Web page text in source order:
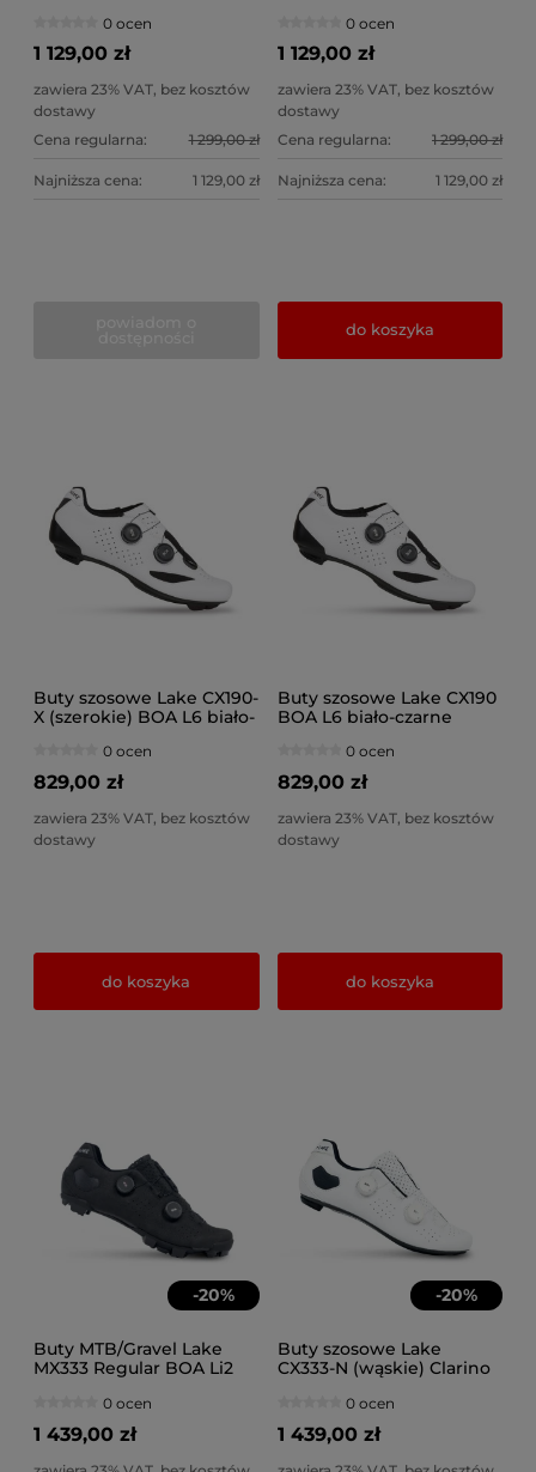
0 ocen
1 129,00 zł
zawiera 23% VAT, bez kosztów
dostawy
Cena regularna:
1 299,00 zł
Najniższa cena: 1 129,00 zł
0 ocen
1 129,00 zł
zawiera 23% VAT, bez kosztów
dostawy
Cena regularna:
1 299,00 zł
Najniższa cena: 1 129,00 zł
do koszyka
Buty szosowe Lake CX190-
X (szerokie) BOA L6 biało-
0 ocen
829,00 zł
zawiera 23% VAT, bez kosztów
dostawy
do koszyka
Buty szosowe Lake CX190
BOA L6 biało-czarne
0 ocen
829,00 zł
zawiera 23% VAT, bez kosztów
dostawy
do koszyka
-20%
Buty MTB/Gravel Lake
MX333 Regular BOA Li2
0 ocen
1 439,00 zł
-20%
Buty szosowe Lake
CX333-N (wąskie) Clarino
0 ocen
1 439,00 zł